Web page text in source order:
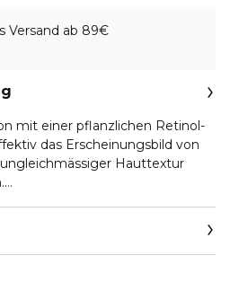
Versand ab 89€
mit einer pflanzlichen Retinol-
das Erscheinungsbild von
Hauttextur
auf das Gesicht